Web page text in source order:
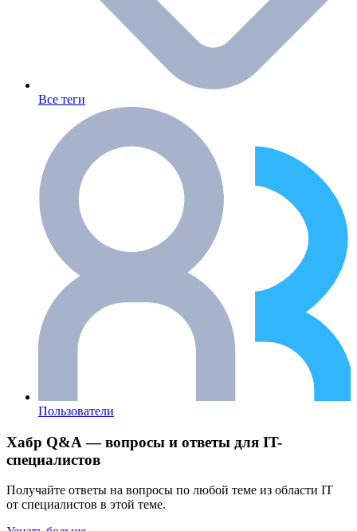
Все теги
Пользователи
Хабр Q&A — вопросы и ответы для IT-
специалистов
Получайте ответы на вопросы по любой теме из области IT
от специалистов в этой теме.